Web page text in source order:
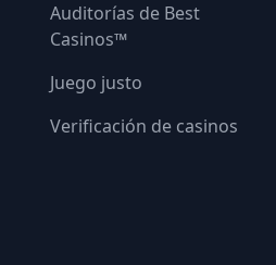
Auditorías de Best
Casinos™
Juego justo
Verificación de casinos